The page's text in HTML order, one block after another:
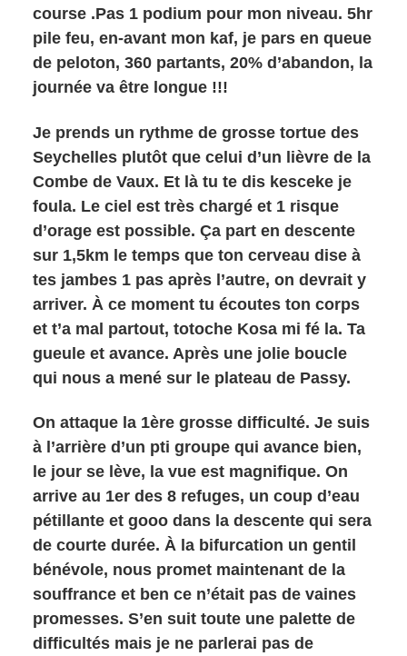
course .Pas 1 podium pour mon niveau. 5hr
pile feu, en-avant mon kaf, je pars en queue
de peloton, 360 partants, 20% d’abandon, la
journée va être longue !!!
Je prends un rythme de grosse tortue des
Seychelles plutôt que celui d’un lièvre de la
Combe de Vaux. Et là tu te dis kesceke je
foula. Le ciel est très chargé et 1 risque
d’orage est possible. Ça part en descente
sur 1,5km le temps que ton cerveau dise à
tes jambes 1 pas après l’autre, on devrait y
arriver. À ce moment tu écoutes ton corps
et t’a mal partout, totoche Kosa mi fé la. Ta
gueule et avance. Après une jolie boucle
qui nous a mené sur le plateau de Passy.
On attaque la 1ère grosse difficulté. Je suis
à l’arrière d’un pti groupe qui avance bien,
le jour se lève, la vue est magnifique. On
arrive au 1er des 8 refuges, un coup d’eau
pétillante et gooo dans la descente qui sera
de courte durée. À la bifurcation un gentil
bénévole, nous promet maintenant de la
souffrance et ben ce n’était pas de vaines
promesses. S’en suit toute une palette de
difficultés mais je ne parlerai pas de